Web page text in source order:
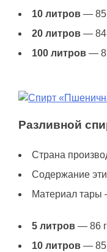
10 литров — 85
20 литров — 84
100 литров —
Разливной
Страна
Содержание
Материал
5 литров — 86
10 литров — 85